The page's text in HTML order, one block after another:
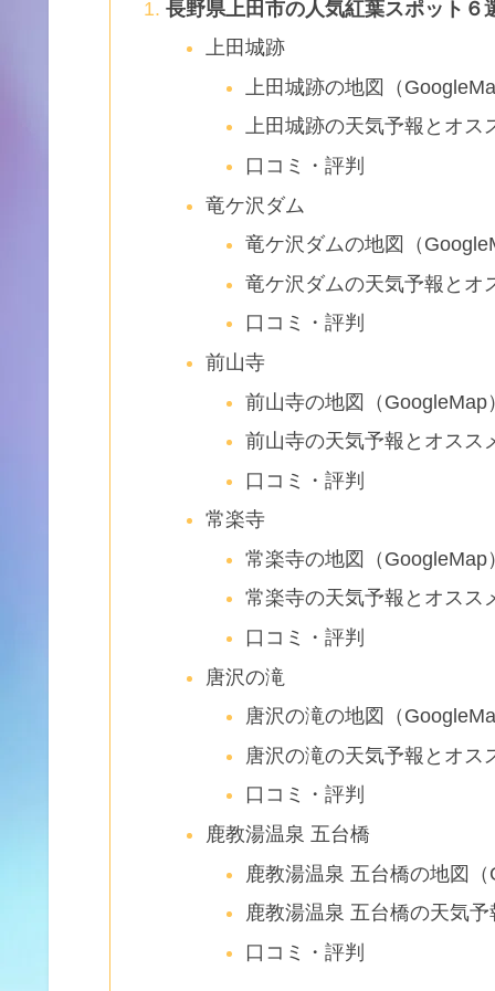
長野県上田市の人気紅葉スポット６
上田城跡
上田城跡の地図（
上田城跡の天気予報とオス
口コミ・評判
竜ケ沢ダム
竜ケ沢ダムの地図（
竜ケ沢ダムの天気予報とオ
口コミ・評判
前山寺
前山寺の地図（GoogleMap
前山寺の天気予報とオスス
口コミ・評判
常楽寺
常楽寺の地図（GoogleMap
常楽寺の天気予報とオスス
口コミ・評判
唐沢の滝
唐沢の滝の地図（
唐沢の滝の天気予報とオス
口コミ・評判
鹿教湯温泉 五台橋
鹿教湯温泉 五台橋の地図
鹿教湯温泉 五台橋の天気
口コミ・評判